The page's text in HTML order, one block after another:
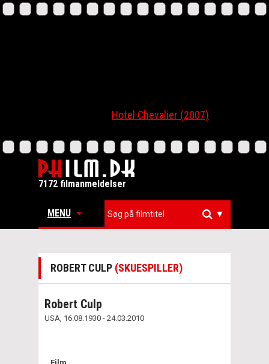
Hotel Chevalier (2007)
7172 filmanmeldelser
MENU ▼
ROBERT CULP (SKUESPILLER)
Robert Culp
USA, 16.08.1930 - 24.03.2010